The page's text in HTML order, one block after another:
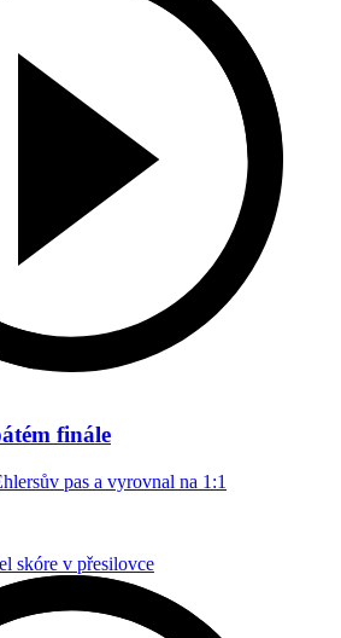
finále
pas a vyrovnal na 1:1